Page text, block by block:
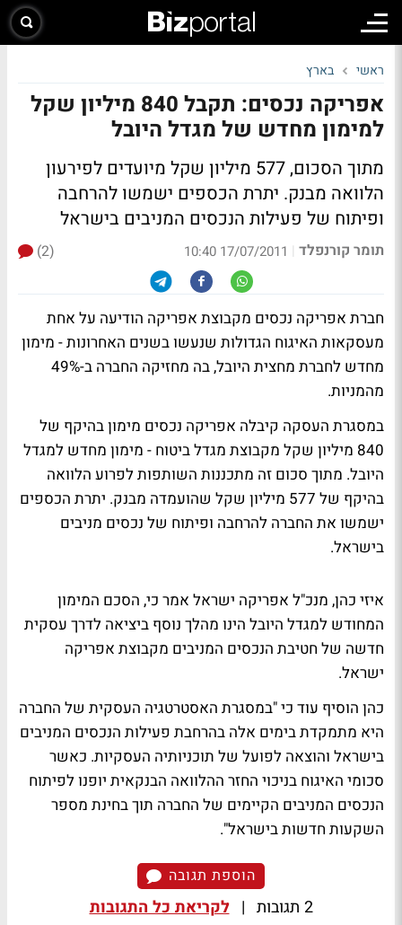
ראשי בארץ
אפריקה נכסים: תקבל 840 מיליון שקל
למימון מחדש של מגדל היובל
מתוך הסכום, 577 מיליון שקל מיועדים לפירעון
הלוואה מבנק. יתרת הכספים ישמשו להרחבה
ופיתוח של פעילות הנכסים המניבים בישראל
תומר קורנפלד |
17/07/2011 10:40
(2)
חברת אפריקה נכסים מקבוצת אפריקה הודיעה על אחת
מעסקאות האיגוח הגדולות שנעשו בשנים האחרונות - מימון
מחדש לחברת מחצית היובל, בה מחזיקה החברה ב-49%
מהמניות.
במסגרת העסקה קיבלה אפריקה נכסים מימון בהיקף של
840 מיליון שקל מקבוצת מגדל ביטוח - מימון מחדש למגדל
היובל. מתוך סכום זה מתכננות השותפות לפרוע הלוואה
בהיקף של 577 מיליון שקל שהועמדה מבנק. יתרת הכספים
ישמשו את החברה להרחבה ופיתוח של נכסים מניבים
בישראל.
איזי כהן, מנכ"ל אפריקה ישראל אמר כי, הסכם המימון
המחודש למגדל היובל הינו מהלך נוסף ביציאה לדרך עסקית
חדשה של חטיבת הנכסים המניבים מקבוצת אפריקה
ישראל.
כהן הוסיף עוד כי "במסגרת האסטרטגיה העסקית של החברה
היא מתמקדת בימים אלה בהרחבת פעילות הנכסים המניבים
בישראל והוצאה לפועל של תוכניותיה העסקיות. כאשר
סכומי האיגוח בניכוי החזר ההלוואה הבנקאית יופנו לפיתוח
הנכסים המניבים הקיימים של החברה תוך בחינת מספר
השקעות חדשות בישראל".
הוספת תגובה
2 תגובות | לקריאת כל התגובות